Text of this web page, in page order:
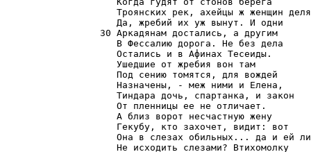
Троянских рек, ахейцы ж женщин
                    Да, жребий их уж вынут. И одни
                 30 Аркадянам достались, а другим
                    В Фессалию дорога. Не без дела
                    Остались и в Афинах Тесеиды.
                    Ушедшие от жребия вон там
                    Под сению томятся, для вождей
                    Назначены, - меж ними и Елена,
                    Тиндара дочь, спартанка, и закон
                    От пленницы ее не отличает.
                    А близ ворот несчастную жену
                    Гекубу, кто захочет, видит: вот
                    Она в слезах обильных... да и ей ли
                    Не исходить слезами? Втихомолку